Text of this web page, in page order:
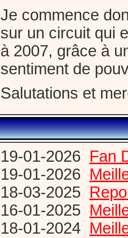
Je commence
sur un circuit qui
à 2007, grâce à
sentiment de
Salutations et
19-01-2026 Fan
19-01-2026
18-03-2025
16-01-2025
18-01-2024